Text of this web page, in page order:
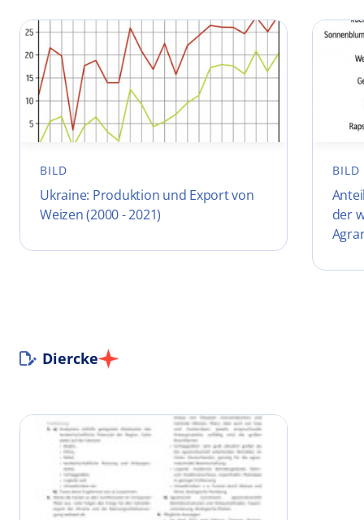
BILD
Ukraine: Produktion und Export von
Weizen (2000 - 2021)
BILD
der
Diercke